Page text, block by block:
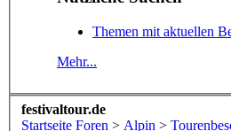
Themen mit aktuellen
Mehr...
festivaltour.de
Startseite Foren > Alpin >